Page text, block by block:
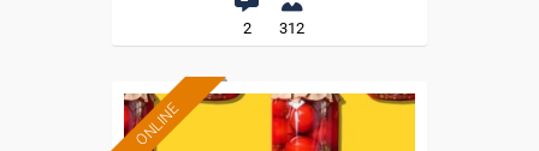
2 312
ONLINE